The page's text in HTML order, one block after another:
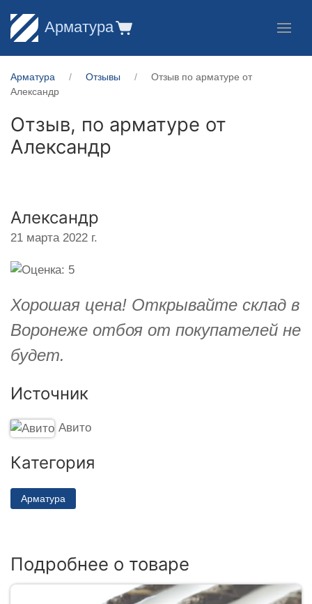
Арматура
Арматура Отзывы
Отзыв по арматуре от
Александр
Отзыв, по арматуре от
Александр
Александр
21 марта 2022 г.
Хорошая цена! Открывайте склад в
Воронеже отбоя от покупателей не
будет.
Источник
Авито
Категория
Арматура
Подробнее о товаре